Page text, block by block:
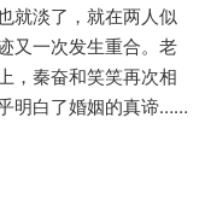
就淡了，就在两人似
又一次发生重合。老
，秦奋和笑笑再次相
明白了婚姻的真谛……